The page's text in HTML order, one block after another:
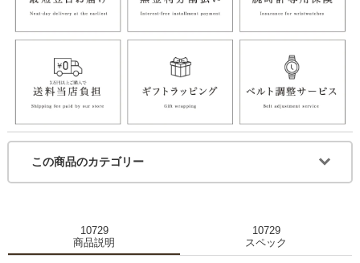
この商品のカテゴリー
10729
商品説明
10729
スペック